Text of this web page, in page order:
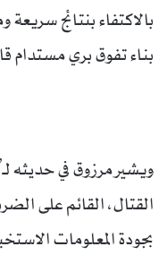
بالاكتفاء بنتائج سريعة
بناء تفوق بري مستدام
ويشير مرزوق في حديثه
القتال، القائم على
بجودة المعلومات